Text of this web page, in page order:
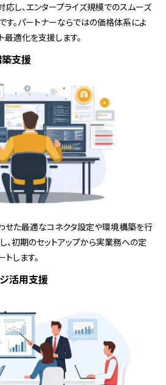
し、エンタープライズ規模でのスムーズ
。パートナーならではの価格体系によ
最適化を支援します。
支援
せた最適なコネクタ設定や環境構築を行
、初期のセットアップから実業務への定
します。
活用支援